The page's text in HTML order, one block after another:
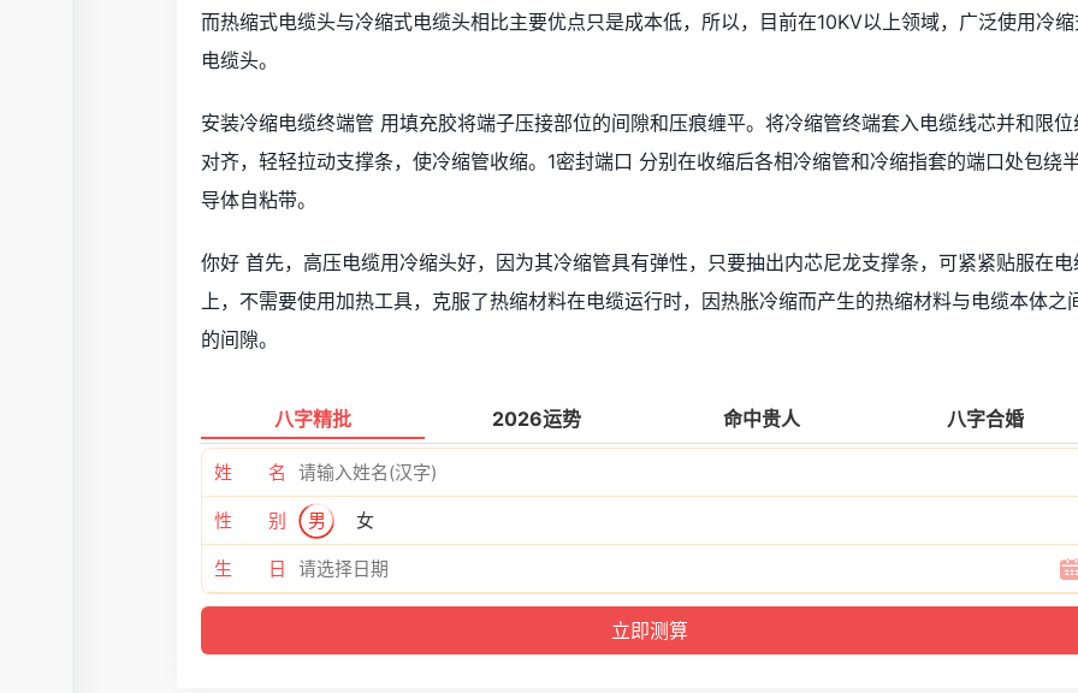
而热缩式电缆头与冷缩式电缆头相比主要优点只是成本低，所以，目前在10KV以上领域，广泛使用冷
电缆头。
安装冷缩电缆终端管 用填充胶将端子压接部位的间隙和压痕缠平。将冷缩管终端套入电缆线芯并和限位
对齐，轻轻拉动支撑条，使冷缩管收缩。1密封端口 分别在收缩后各相冷缩管和冷缩指套的端口处包绕
导体自粘带。
你好 首先，高压电缆用冷缩头好，因为其冷缩管具有弹性，只要抽出内芯尼龙支撑条，可紧紧贴服在电
上，不需要使用加热工具，克服了热缩材料在电缆运行时，因热胀冷缩而产生的热缩材料与电缆本体之
的间隙。
八字精批 2026运势 命中贵人 八字合婚
姓 名
性 别 男 女
生 日